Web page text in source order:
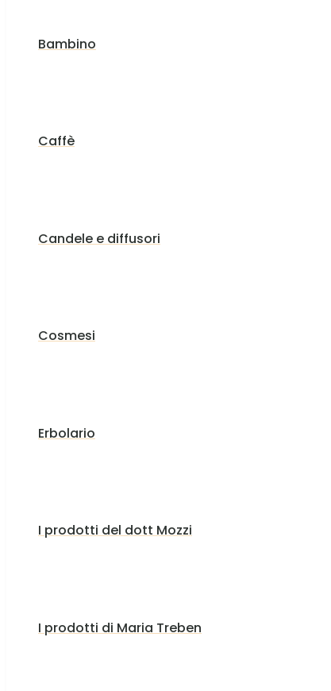
Bambino
Caffè
Candele e diffusori
Cosmesi
Erbolario
I prodotti del dott Mozzi
I prodotti di Maria Treben